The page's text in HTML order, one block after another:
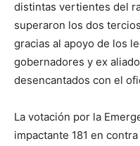
distintas vertientes del
superaron los dos
gracias al apoyo de los
gobernadores y ex
desencantados con el
La votación por la
impactante 181 en